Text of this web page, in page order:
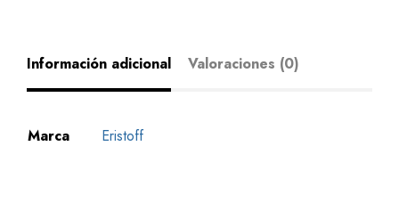
Información adicional Valoraciones (0)
Marca Eristoff